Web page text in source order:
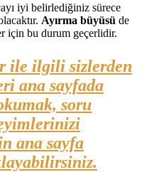
iyi belirlediğiniz sürece
Ayırma büyüsü de
için bu durum geçerlidir.
ile ilgili sizlerden
ana sayfada
soru
ana sayfa